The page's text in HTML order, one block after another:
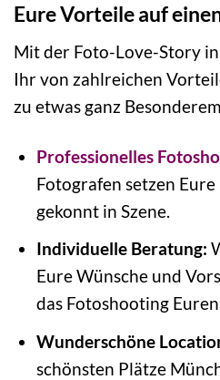
Eure Vorteile auf
Mit der Foto-Love-Story
Ihr von zahlreichen
zu etwas ganz
Professionelles
Fotografen setzen
gekonnt in Szene.
Individuelle Beratung:
Eure Wünsche und
das Fotoshooting
Wunderschöne
schönsten Plätze